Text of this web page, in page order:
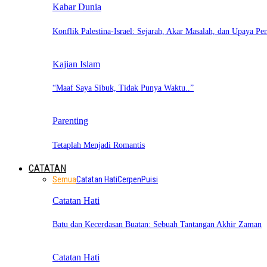
Kabar Dunia
Konflik Palestina-Israel: Sejarah, Akar Masalah, dan Upaya
Kajian Islam
“Maaf Saya Sibuk, Tidak Punya Waktu..”
Parenting
Tetaplah Menjadi Romantis
CATATAN
SemuaCatatan HatiCerpenPuisi
Catatan Hati
Batu dan Kecerdasan Buatan: Sebuah Tantangan Akhir Zaman
Catatan Hati